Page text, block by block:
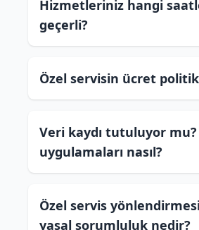
Hizmetleriniz hangi
geçerli?
Özel servisin ücret
Veri kaydı tutuluyor mu?
uygulamaları nasıl?
Özel servis
yasal sorumluluk nedir?